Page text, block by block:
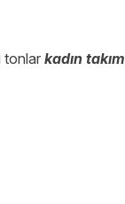
tonlar kadın takım